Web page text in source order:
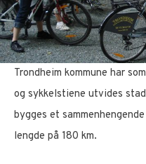
Trondheim kommune har
og sykkelstiene utvides
bygges et
lengde på 180 km.